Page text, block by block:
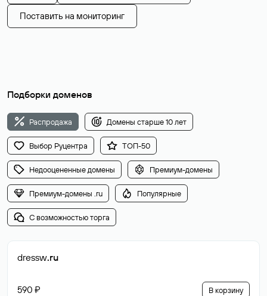
Поставить на мониторинг
Подборки доменов
Распродажа Домены старше 10 лет
Выбор Руцентра ТОП-50
Недооцененные домены Премиум-домены
Премиум-домены .ru Популярные
С возможностью торга
dressw.ru
590 ₽ В корзину